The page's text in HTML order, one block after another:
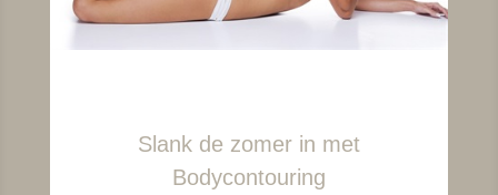
Slank de zomer in met
Bodycontouring